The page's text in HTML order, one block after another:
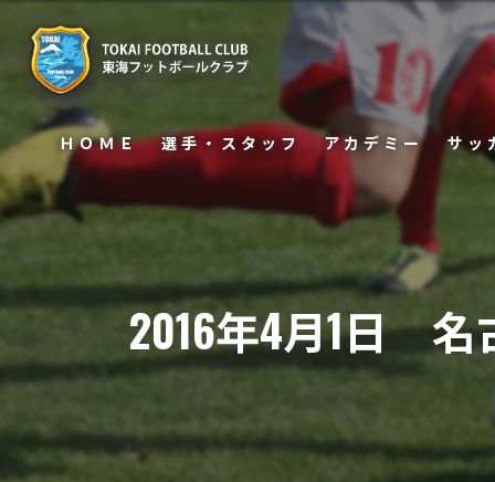
ＨＯＭＥ 選手・スタッフ アカデミー
U−15
U−12 WEST
U−12 SOUTH
サッ
保
2016年4月1日